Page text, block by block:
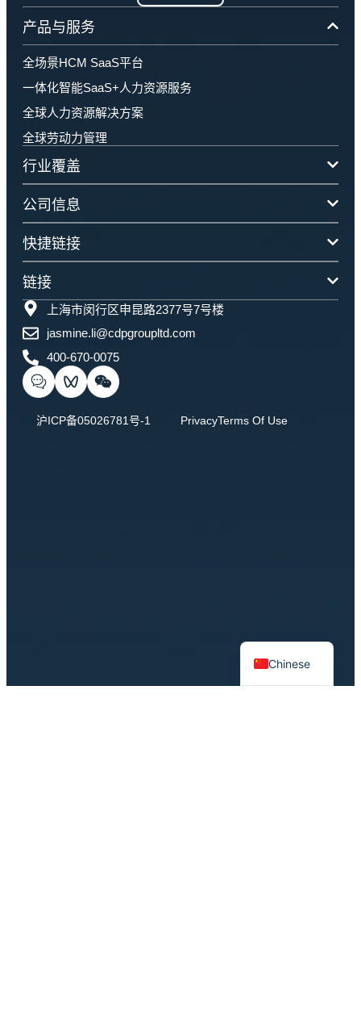
产品与服务
全场景HCM SaaS平台
一体化智能SaaS+人力资源服务
全球人力资源解决方案
全球劳动力管理
行业覆盖
公司信息
快捷链接
链接
上海市闵行区申昆路2377号7号楼
jasmine.li@cdpgroupltd.com
400-670-0075
沪ICP备05026781号-1 PrivacyTerms Of Use
Chinese